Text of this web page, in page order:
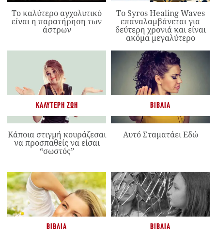
Το καλύτερο αγχολυτικό
είναι η παρατήρηση των
άστρων
Το Syros Healing Waves
επαναλαμβάνεται για
δεύτερη χρονιά και είναι
ακόμα μεγαλύτερο
ΚΑΛΎΤΕΡΗ ΖΩΉ
Κάποια στιγμή κουράζεσαι
να προσπαθείς να είσαι
“σωστός”
ΒΙΒΛΊΑ
Αυτό Σταματάει Εδώ
ΒΙΒΛΊΑ ΒΙΒΛΊΑ